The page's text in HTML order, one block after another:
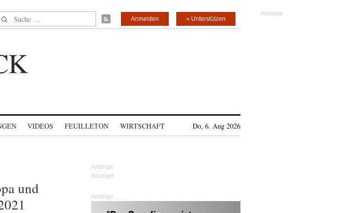
Suche nach: » Unterstützen
Anmelden
VIDEOS FEUILLETON WIRTSCHAFT Do, 6. Aug 2026
und
Anzeige